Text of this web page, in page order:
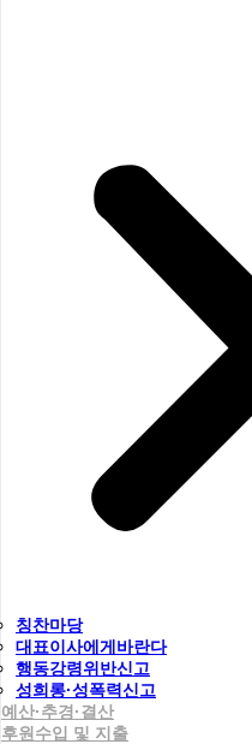
칭찬마당
대표이사에게바란다
행동강령위반신고
성희롱·성폭력신고
예산·추경·결산
후원수입 및 지출